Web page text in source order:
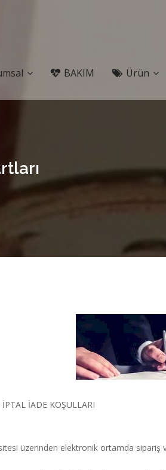
BAKIM Ürün
İADE KOŞULLARI
üzerinden elektronik ortamda